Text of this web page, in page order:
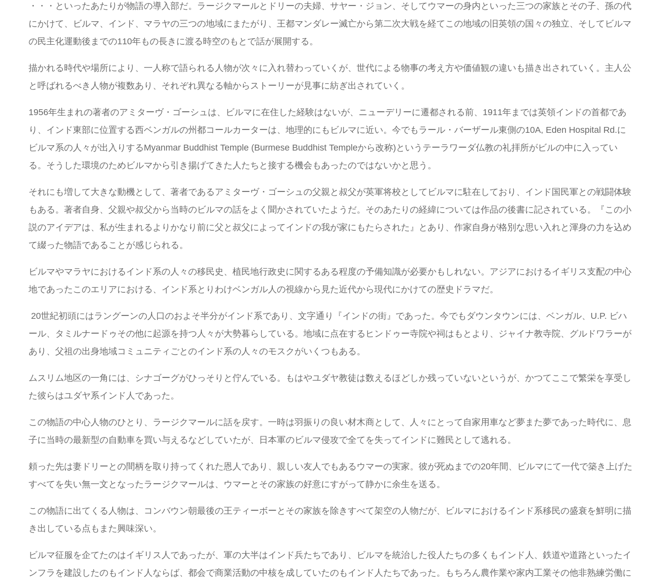
・・・といったあたりが物語の導入部だ。ラージクマールとドリーの夫婦、サヤー・ジョン、そしてウマーの身内といった三つの家族とその子、孫の代
にかけて、ビルマ、インド、マラヤの三つの地域にまたがり、王都マンダレー滅亡から第二次大戦を経てこの地域の旧英領の国々の独立、そしてビルマ
の民主化運動後までの110年もの長きに渡る時空のもとで話が展開する。
描かれる時代や場所により、一人称で語られる人物が次々に入れ替わっていくが、世代による物事の考え方や価値観の違いも描き出されていく。主人公
と呼ばれるべき人物が複数あり、それぞれ異なる軸からストーリーが見事に紡ぎ出されていく。
1956年生まれの著者のアミターヴ・ゴーシュは、ビルマに在住した経験はないが、ニューデリーに遷都される前、1911年までは英領インドの首都であ
り、インド東部に位置する西ベンガルの州都コールカーターは、地理的にもビルマに近い。今でもラール・バーザール東側の10A, Eden Hospital Rd.に
ビルマ系の人々が出入りするMyanmar Buddhist Temple (Burmese Buddhist Templeから改称)というテーラワーダ仏教の礼拝所がビルの中に入ってい
る。そうした環境のためビルマから引き揚げてきた人たちと接する機会もあったのではないかと思う。
それにも増して大きな動機として、著者であるアミターヴ・ゴーシュの父親と叔父が英軍将校としてビルマに駐在しており、インド国民軍との戦闘体験
もある。著者自身、父親や叔父から当時のビルマの話をよく聞かされていたようだ。そのあたりの経緯については作品の後書に記されている。『この小
説のアイデアは、私が生まれるよりかなり前に父と叔父によってインドの我が家にもたらされた』とあり、作家自身が格別な思い入れと渾身の力を込め
て綴った物語であることが感じられる。
ビルマやマラヤにおけるインド系の人々の移民史、植民地行政史に関するある程度の予備知識が必要かもしれない。アジアにおけるイギリス支配の中心
地であったこのエリアにおける、インド系とりわけベンガル人の視線から見た近代から現代にかけての歴史ドラマだ。
20世紀初頭にはラングーンの人口のおよそ半分がインド系であり、文字通り『インドの街』であった。今でもダウンタウンには、ベンガル、U.P. ビハ
ール、タミルナードゥその他に起源を持つ人々が大勢暮らしている。地域に点在するヒンドゥー寺院や祠はもとより、ジャイナ教寺院、グルドワラーが
あり、父祖の出身地域コミュニティごとのインド系の人々のモスクがいくつもある。
ムスリム地区の一角には、シナゴーグがひっそりと佇んでいる。もはやユダヤ教徒は数えるほどしか残っていないというが、かつてここで繁栄を享受し
た彼らはユダヤ系インド人であった。
この物語の中心人物のひとり、ラージクマールに話を戻す。一時は羽振りの良い材木商として、人々にとって自家用車など夢また夢であった時代に、息
子に当時の最新型の自動車を買い与えるなどしていたが、日本軍のビルマ侵攻で全てを失ってインドに難民として逃れる。
頼った先は妻ドリーとの間柄を取り持ってくれた恩人であり、親しい友人でもあるウマーの実家。彼が死ぬまでの20年間、ビルマにて一代で築き上げた
すべてを失い無一文となったラージクマールは、ウマーとその家族の好意にすがって静かに余生を送る。
この物語に出てくる人物は、コンバウン朝最後の王ティーボーとその家族を除きすべて架空の人物だが、ビルマにおけるインド系移民の盛衰を鮮明に描
き出している点もまた興味深い。
ビルマ征服を企てたのはイギリス人であったが、軍の大半はインド兵たちであり、ビルマを統治した役人たちの多くもインド人、鉄道や道路といったイ
ンフラを建設したのもインド人ならば、都会で商業活動の中核を成していたのもインド人たちであった。もちろん農作業や家内工業その他非熟練労働に